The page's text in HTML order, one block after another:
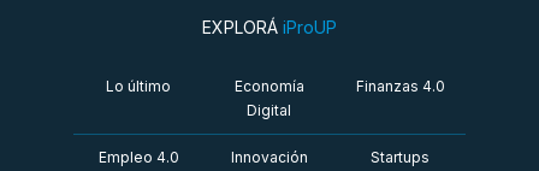
EXPLORÁ iProUP
Lo último
Economía
Digital
Finanzas 4.0
Empleo 4.0 Innovación Startups